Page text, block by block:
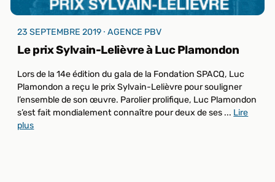
Le prix Sylvain-Lelièvre à Luc Plamondon
23 SEPTEMBRE 2019 ⸱ AGENCE PBV
Lors de la 14e édition du gala de la Fondation SPACQ, Luc
Plamondon a reçu le prix Sylvain-Lelièvre pour souligner
l’ensemble de son œuvre. Parolier prolifique, Luc Plamondon
s’est fait mondialement connaître pour deux de ses ... Lire
plus